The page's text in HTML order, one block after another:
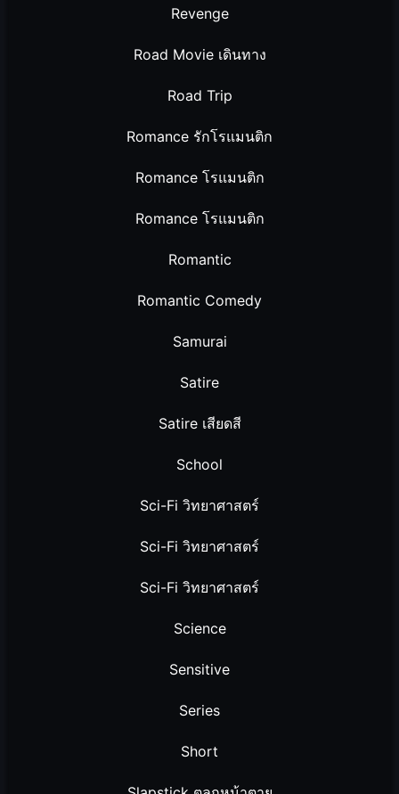
Revenge
Road Movie เดินทาง
Road Trip
Romance รักโรแมนติก
Romance โรแมนติก
Romance โรแมนติก
Romantic
Romantic Comedy
Samurai
Satire
Satire เสียดสี
School
Sci-Fi วิทยาศาสตร์
Sci-Fi วิทยาศาสตร์
Sci-Fi วิทยาศาสตร์
Science
Sensitive
Series
Short